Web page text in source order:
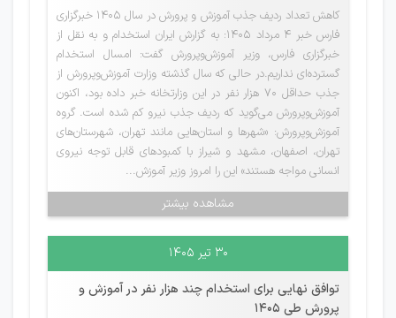
کاهش تعداد ردیف جذب آموزش و پرورش در سال 1405 خبرگزاری
فارس خبر 4 مرداد 1405: به گزارش ایران استخدام و به نقل از
خبرگزاری فارس، وزیر آموزش‌وپرورش گفت: امسال استخدام
گسترده‌ای نداریم.در حالی که سال گذشته وزارت آموزش‌وپرورش از
جذب حداقل ۷۰ هزار نفر در این وزارتخانه خبر داده بود، اکنون
آموزش‌وپرورش می‌گوید که ردیف جذب نیرو کم شده است. گروه
آموزش‌وپرورش: «شهرها و استان‌هایی مانند تهران، شهرستان‌های
تهران، اصفهان، مشهد و شیراز با کمبودهای قابل توجه نیروی
انسانی مواجه هستند» این را امروز وزیر آموزش‌...
مشاهده بیشتر
۳۰ تیر ۱۴۰۵
توافق نهایی برای استخدام چند هزار نفر در آموزش و
پرورش طی ۱۴۰۵